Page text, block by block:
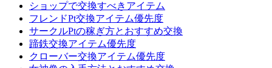
ショップで交換すべきアイテム
フレンドPt交換アイテム優先度
サークルPtの稼ぎ方とおすすめ交換
蹄鉄交換アイテム優先度
クローバー交換アイテム優先度